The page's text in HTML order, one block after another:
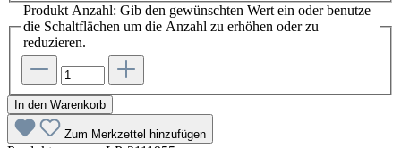
Produkt Anzahl: Gib den gewünschten Wert ein oder benutze
die Schaltflächen um die Anzahl zu erhöhen oder zu
reduzieren.
In den Warenkorb
Zum Merkzettel hinzufügen